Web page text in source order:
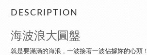
DESCRIPTION
海波浪大圓盤
就是要滿滿的海浪 , 一波接著一波佔據妳的心頭！